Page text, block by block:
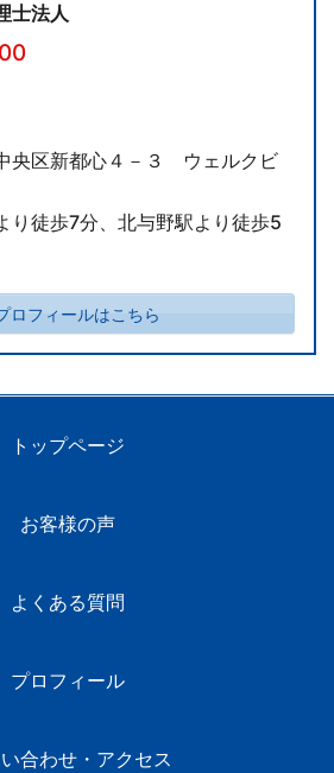
士法人
央区新都心４－３ ウェルクビ
り徒歩7分、北与野駅より徒歩5
ロフィールはこちら
トップページ
お客様の声
よくある質問
プロフィール
合わせ・アクセス